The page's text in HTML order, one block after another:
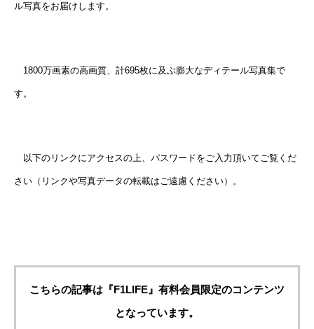
ル写真をお届けします。
1800万画素の高画質、計695枚に及ぶ膨大なディテール写真集で
す。
以下のリンクにアクセスの上、パスワードをご入力頂いてご覧くだ
さい（リンクや写真データの転載はご遠慮ください）。
こちらの記事は『F1LIFE』有料会員限定のコンテンツ
となっています。